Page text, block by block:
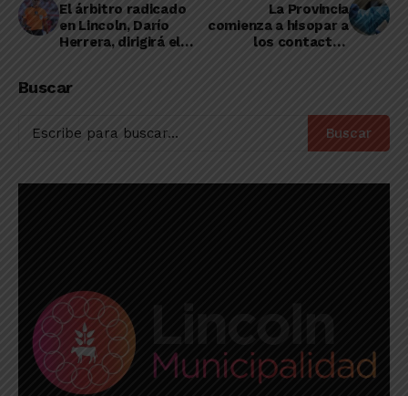
El árbitro radicado
en Lincoln, Darío
Herrera, dirigirá el
La Provincia
comienza a hisopar a
los contactos
Buscar
Buscar